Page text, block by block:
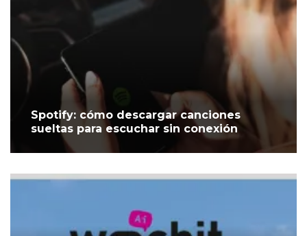
Spotify: cómo descargar canciones
sueltas para escuchar sin conexión